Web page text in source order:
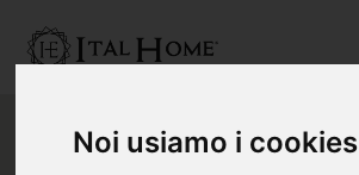
Noi usiamo i cookies